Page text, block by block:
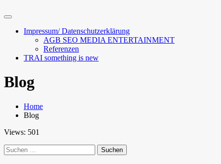
Impressum/ Datenschutzerklärung
AGB SEO MEDIA ENTERTAINMENT
Referenzen
TRAI something is new
Blog
Home
Blog
Views: 501
Suchen
nach: